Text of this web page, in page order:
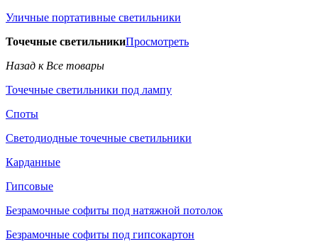
Уличные портативные светильники
Точечные светильникиПросмотреть
Назад к Все товары
Точечные светильники под лампу
Споты
Светодиодные точечные светильники
Карданные
Гипсовые
Безрамочные софиты под натяжной потолок
Безрамочные софиты под гипсокартон